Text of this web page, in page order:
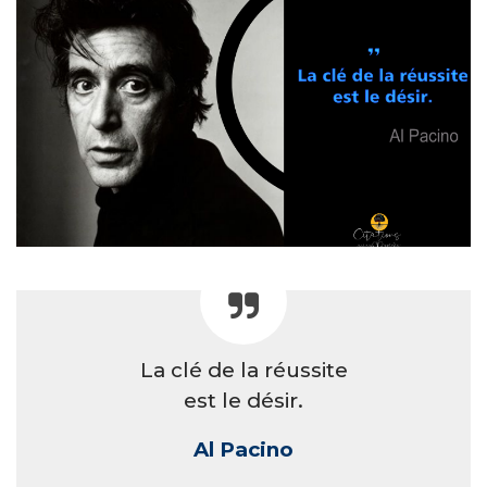
La clé de la réussite
est le désir.
Al Pacino